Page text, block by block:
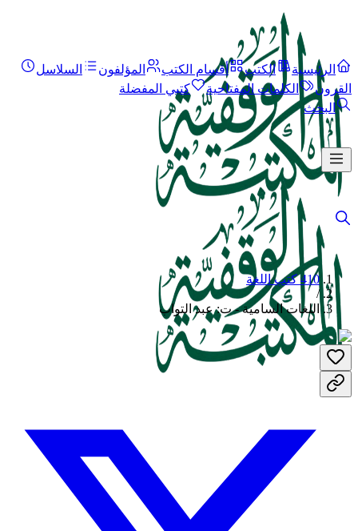
الرئيسية الكتب أقسام الكتب المؤلفون
السلاسل
القرون
الكلمات المفتاحية
كتبي المفضلة
البحث
410 كتب اللغة
/
اللغات السامية - ت: عبد التواب